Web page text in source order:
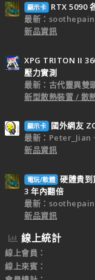
顯示卡
RTX 5090
最新：soothepain
新品資訊
XPG TRITON II
壓力實測
最新：古代靈異雙
新型散熱裝置 / 散
顯示卡
國外網友
最新：Peter_Jian
新品資訊
電玩/軟體 硬體貴
3 年內翻倍
最新：soothepain
新品資訊
線上統計
線上會員
線上來賓